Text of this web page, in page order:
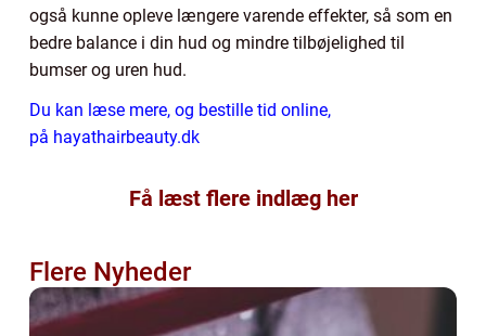
også kunne opleve længere varende effekter, så som en
bedre balance i din hud og mindre tilbøjelighed til
bumser og uren hud.
Du kan læse mere, og bestille tid online,
på hayathairbeauty.dk
Få læst flere indlæg her
Flere Nyheder